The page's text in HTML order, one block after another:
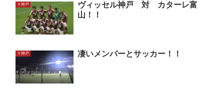
Ｖ神戸
ヴィッセル神戸 対 カターレ富
山！！
Ｖ神戸 凄いメンバーとサッカー！！